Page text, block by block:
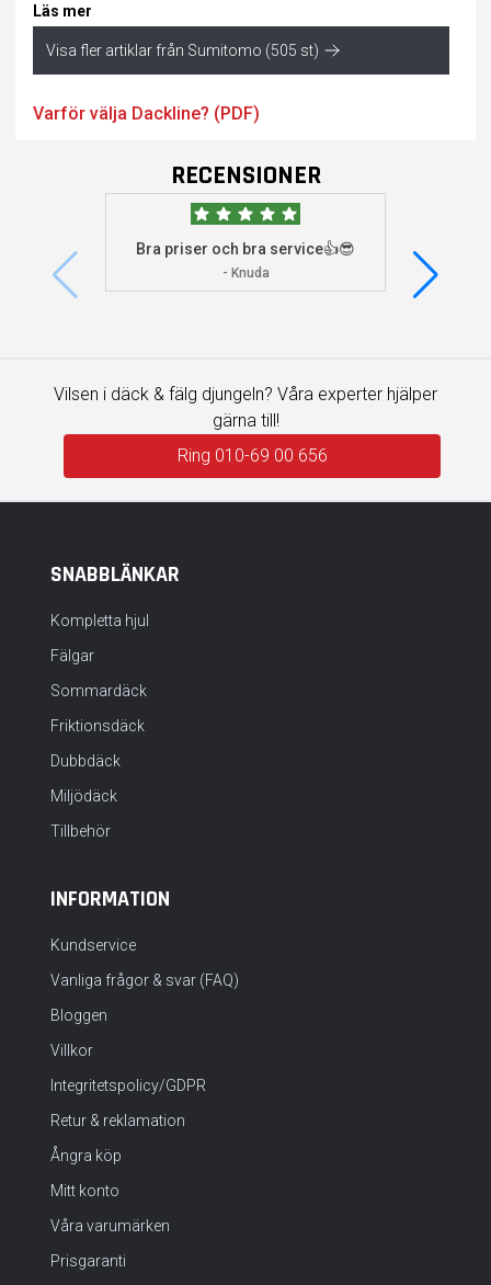
Läs mer
Visa fler artiklar från Sumitomo (505 st)
Varför välja Dackline? (PDF)
RECENSIONER
Bra priser och bra service👍😎
- Knuda
Vilsen i däck & fälg djungeln? Våra experter hjälper
gärna till!
Ring 010-69 00 656
SNABBLÄNKAR
Kompletta hjul
Fälgar
Sommardäck
Friktionsdäck
Dubbdäck
Miljödäck
Tillbehör
INFORMATION
Kundservice
Vanliga frågor & svar (FAQ)
Bloggen
Villkor
Integritetspolicy/GDPR
Retur & reklamation
Ångra köp
Mitt konto
Våra varumärken
Prisgaranti